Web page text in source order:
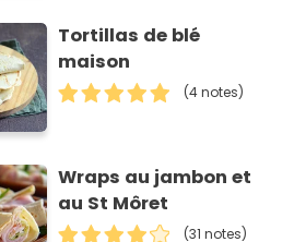
Tortillas de blé
maison
(4 notes)
Wraps au jambon et
au St Môret
(31 notes)